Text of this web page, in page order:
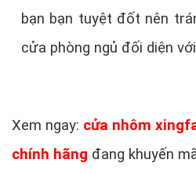
bạn bạn tuyệt đốt nên
cửa phòng ngủ đối diện
Xem ngay: cửa nhôm
chính hãng đang khuyến